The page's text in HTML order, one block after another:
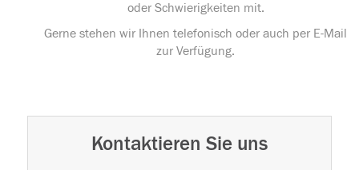
oder Schwierigkeiten mit.
Gerne stehen wir Ihnen telefonisch oder auch per E-Mail
zur Verfügung.
Kontaktieren Sie uns